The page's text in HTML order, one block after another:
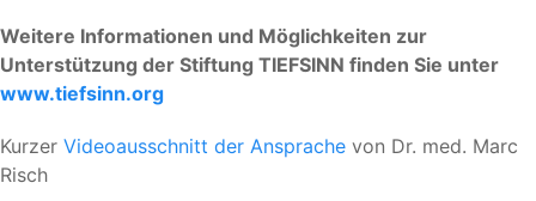
Weitere Informationen und Möglichkeiten zur
Unterstützung der Stiftung TIEFSINN finden Sie unter
www.tiefsinn.org
Kurzer Videoausschnitt der Ansprache von Dr. med. Marc
Risch